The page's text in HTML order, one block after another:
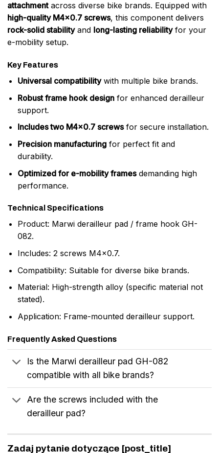
attachmentacross diverse bike brands. Equipped with
high-quality M4x0.7 screws, this component delivers
rock-solid stabilityand long-lasting reliabilityfor your
e-mobility setup.
Key Features
Universal compatibilitywith multiple bike brands.
Robust frame hook designfor enhanced derailleur
support.
Includes two M4x0.7 screwsfor secure installation.
Precision manufacturingfor perfect fit and
durability.
Optimized for e-mobility framesdemanding high
performance.
Technical Specifications
Product: Marwi derailleur pad / frame hook GH-
082.
Includes: 2 screws M4x0.7.
Compatibility: Suitable for diverse bike brands.
Material: High-strength alloy (specific material not
stated).
Application: Frame-mounted derailleur support.
Frequently Asked Questions
Is the Marwi derailleur pad GH-082
compatible with all bike brands?
Are the screws included with the
derailleur pad?
Zadaj pytanie dotyczące [post_title]